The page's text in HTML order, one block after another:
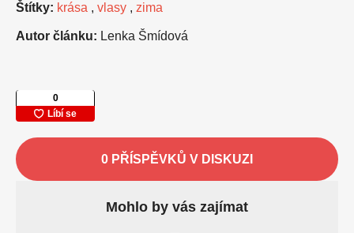
Štítky: krása , vlasy , zima
Autor článku: Lenka Šmídová
0 PŘÍSPĚVKŮ V DISKUZI
Mohlo by vás zajímat